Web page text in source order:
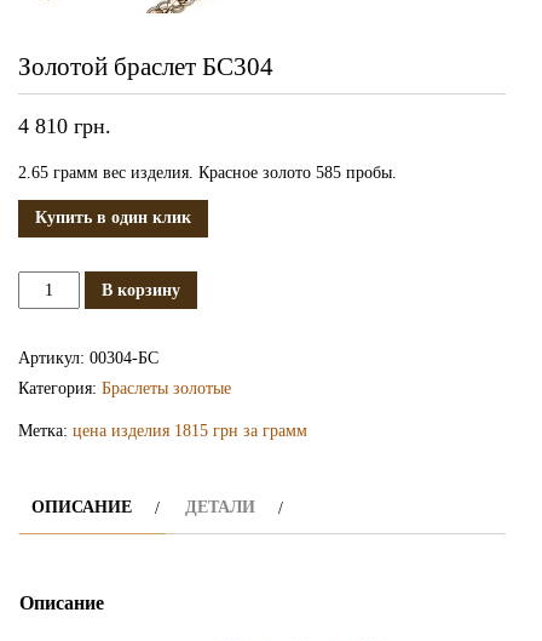
Золотой браслет БС304
4 810 грн.
2.65 грамм вес изделия. Красное золото 585 пробы.
Купить в один клик
КоличествоВ корзину
Артикул: 00304-БС
Категория: Браслеты золотые
Метка: цена изделия 1815 грн за грамм
ОПИСАНИЕ ДЕТАЛИ
Описание